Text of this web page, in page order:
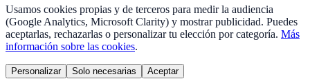
Usamos cookies propias y de terceros para medir la audiencia
(Google Analytics, Microsoft Clarity) y mostrar publicidad. Puedes
aceptarlas, rechazarlas o personalizar tu elección por categoría. Más
información sobre las cookies.
Personalizar Solo necesarias Aceptar